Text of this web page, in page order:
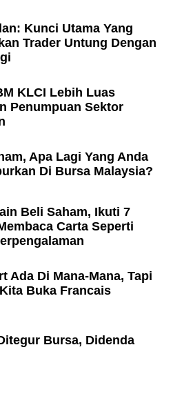
Kunci Utama Yang
Trader Untung Dengan
KLCI Lebih Luas
Penumpuan Sektor
Apa Lagi Yang Anda
Di Bursa Malaysia?
Beli Saham, Ikuti 7
Carta Seperti
Ada Di Mana-Mana, Tapi
Buka Francais
Bursa, Didenda